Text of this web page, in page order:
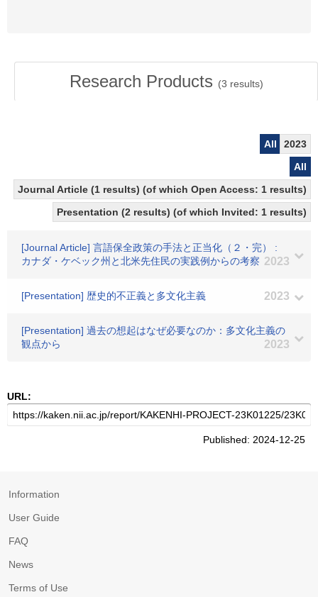
Research Products (3 results)
All
2023
All
Journal Article (1 results) (of which Open Access: 1 results)
Presentation (2 results) (of which Invited: 1 results)
[Journal Article] 言語保全政策の手法と正当化（２・完） :
カナダ・ケベック州と北米先住民の実践例からの考察 2023
[Presentation] 歴史的不正義と多文化主義 2023
[Presentation] 過去の想起はなぜ必要なのか：多文化主義の
観点から
2023
URL:
Published: 2024-12-25
Information
User Guide
FAQ
News
Terms of Use